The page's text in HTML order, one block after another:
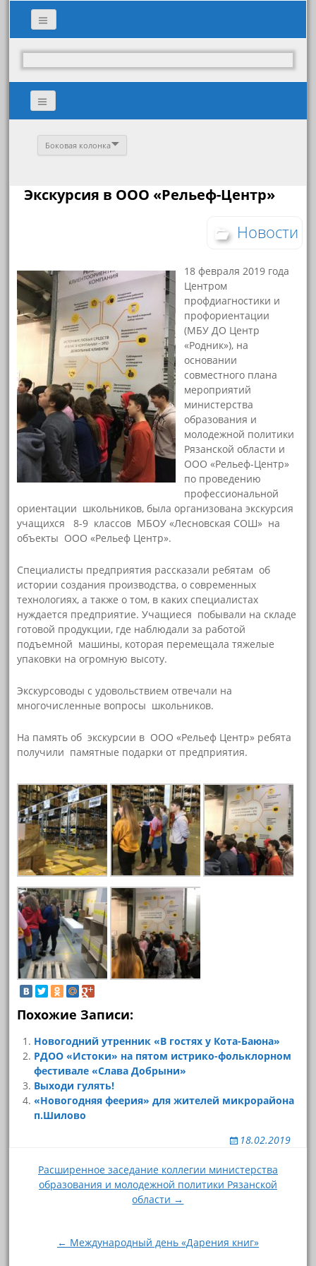
Боковая колонка
Экскурсия в ООО «Рельеф-Центр»
Новости
18 февраля 2019 года
Центром
профдиагностики и
профориентации
(МБУ ДО Центр
«Родник»), на
основании
совместного плана
мероприятий
министерства
образования и
молодежной политики
Рязанской области и
ООО «Рельеф-Центр»
по проведению
профессиональной
ориентации школьников, была организована экскурсия
учащихся 8-9 классов МБОУ «Лесновская СОШ» на
объекты ООО «Рельеф Центр».
Специалисты предприятия рассказали ребятам об
истории создания производства, о современных
технологиях, а также о том, в каких специалистах
нуждается предприятие. Учащиеся побывали на складе
готовой продукции, где наблюдали за работой
подъемной машины, которая перемещала тяжелые
упаковки на огромную высоту.
Экскурсоводы с удовольствием отвечали на
многочисленные вопросы школьников.
На память об экскурсии в ООО «Рельеф Центр» ребята
получили памятные подарки от предприятия.
Похожие Записи:
Новогодний утренник «В гостях у Кота-Баюна»
РДОО «Истоки» на пятом истрико-фольклорном
фестивале «Слава Добрыни»
Выходи гулять!
«Новогодняя феерия» для жителей микрорайона
п.Шилово
18.02.2019
Навигация
Расширенное заседание коллегии министерства
образования и молодежной политики Рязанской
области →
← Международный день «Дарения книг»